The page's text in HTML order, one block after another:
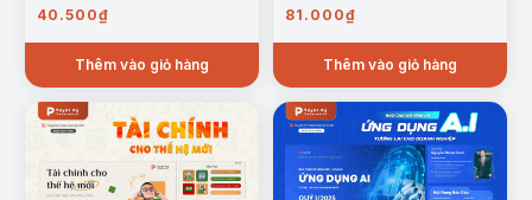
40.500₫
Thêm vào giỏ hàng
81.000₫
Thêm vào giỏ hàng